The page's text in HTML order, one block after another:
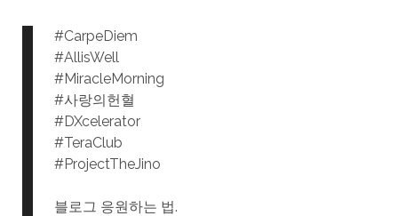
#CarpeDiem
#AllisWell
#MiracleMorning
#사랑의헌혈
#DXcelerator
#TeraClub
#ProjectTheJino
블로그 응원하는 법.